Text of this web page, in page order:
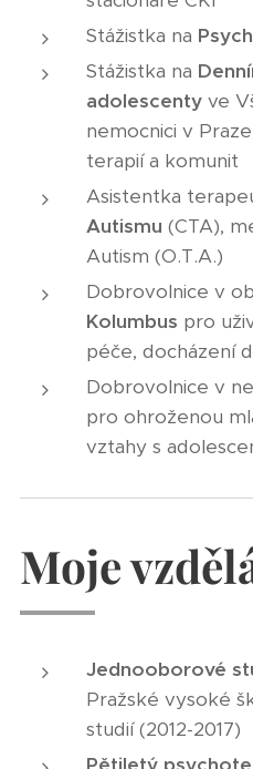
Stážistka na
Stážistka na
adolescenty ve
nemocnici v
terapií a komunit
Asistentka
Autismu (CTA),
Autism (O.T.A.)
Dobrovolnice v
Kolumbus pro
péče, docházení
Dobrovolnice v
pro ohroženou
vztahy s
Moje
Jednooborové
Pražské vysoké
studií (2012-2017)